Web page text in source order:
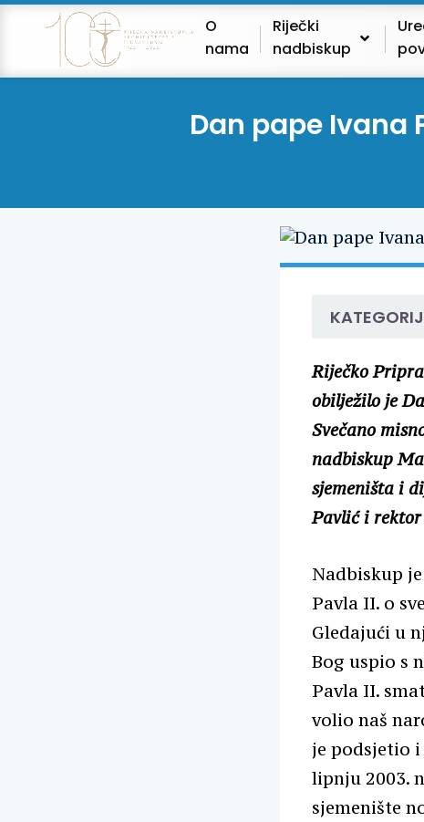
O
nama
Riječki
nadbiskup
Dan pape Ivana
Riječko
obilježilo je
Svečano
nadbiskup
sjemeništa i
Pavlić i rektor
Nadbiskup
Pavla II. o
Gledajući u
Bog uspio s
Pavla II.
volio naš
je podsjetio
lipnju 2003.
sjemenište